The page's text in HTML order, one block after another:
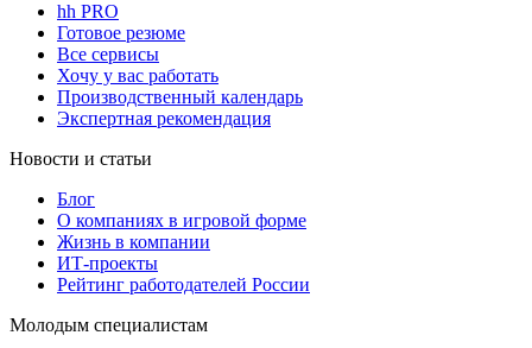
hh PRO
Готовое резюме
Все сервисы
Хочу у вас работать
Производственный календарь
Экспертная рекомендация
Новости и статьи
Блог
О компаниях в игровой форме
Жизнь в компании
ИТ-проекты
Рейтинг работодателей России
Молодым специалистам